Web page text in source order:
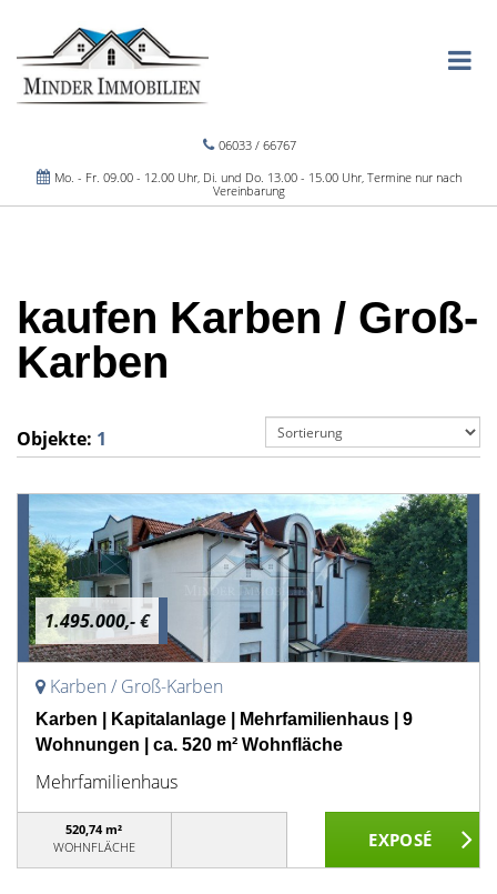
06033 / 66767
Mo. - Fr. 09.00 - 12.00 Uhr, Di. und Do. 13.00 - 15.00 Uhr, Termine nur nach
Vereinbarung
kaufen Karben / Groß-
Karben
Objekte: 1
1.495.000,- €
Karben / Groß-Karben
Karben | Kapitalanlage | Mehrfamilienhaus | 9
Wohnungen | ca. 520 m² Wohnfläche
Mehrfamilienhaus
520,74 m²
WOHNFLÄCHE